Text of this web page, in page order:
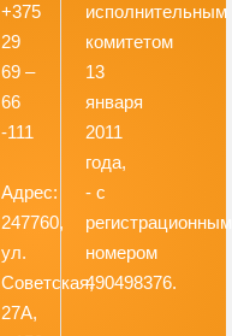
+375
29
69 –
66
-111
Адрес:
247760,
ул.
Советская,
27А,
исполнительным
комитетом
13
января
2011
года,
- с
регистрационным
номером
490498376.